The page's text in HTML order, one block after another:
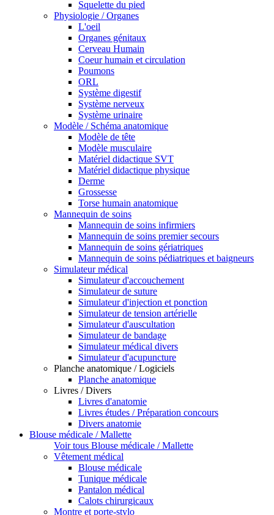
Squelette du pied
Physiologie / Organes
L'oeil
Organes génitaux
Cerveau Humain
Coeur humain et circulation
Poumons
ORL
Système digestif
Système nerveux
Système urinaire
Modèle / Schéma anatomique
Modèle de tête
Modèle musculaire
Matériel didactique SVT
Matériel didactique physique
Derme
Grossesse
Torse humain anatomique
Mannequin de soins
Mannequin de soins infirmiers
Mannequin de soins premier secours
Mannequin de soins gériatriques
Mannequin de soins pédiatriques et baigneurs
Simulateur médical
Simulateur d'accouchement
Simulateur de suture
Simulateur d'injection et ponction
Simulateur de tension artérielle
Simulateur d'auscultation
Simulateur de bandage
Simulateur médical divers
Simulateur d'acupuncture
Planche anatomique / Logiciels
Planche anatomique
Livres / Divers
Livres d'anatomie
Livres études / Préparation concours
Divers anatomie
Blouse médicale / Mallette
Voir tous Blouse médicale / Mallette
Vêtement médical
Blouse médicale
Tunique médicale
Pantalon médical
Calots chirurgicaux
Montre et porte-stylo